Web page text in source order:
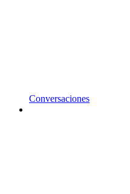
Conversaciones